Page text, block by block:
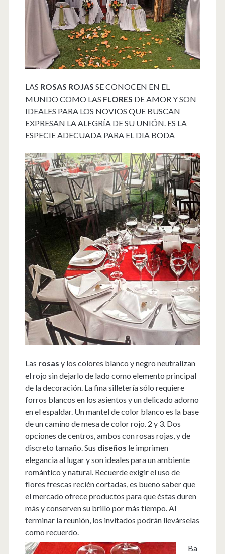
LAS ROSAS ROJAS SE CONOCEN EN EL
MUNDO COMO LAS FLORES DE AMOR Y SON
IDEALES PARA LOS NOVIOS QUE BUSCAN
EXPRESAN LA ALEGRÍA DE SU UNIÓN. ES LA
ESPECIE ADECUADA PARA EL DIA BODA
Las rosas y los colores blanco y negro neutralizan
el rojo sin dejarlo de lado como elemento principal
de la decoración. La fina silletería sólo requiere
forros blancos en los asientos y un delicado adorno
en el espaldar. Un mantel de color blanco es la base
de un camino de mesa de color rojo. 2 y 3. Dos
opciones de centros, ambos con rosas rojas, y de
discreto tamaño. Sus diseños le imprimen
elegancia al lugar y son ideales para un ambiente
romántico y natural. Recuerde exigir el uso de
flores frescas recién cortadas, es bueno saber que
el mercado ofrece productos para que éstas duren
más y conserven su brillo por más tiempo. Al
terminar la reunión, los invitados podrán llevárselas
como recuerdo.
Ba